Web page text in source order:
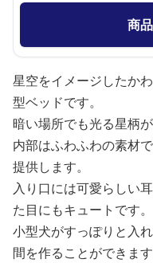
商
星空をイメージしたか
型ベッドです。
暗い場所でも光る星柄
内部はふわふわの素材
提供します。
入り口には可愛らしい
た目にもキュートです。
小型犬がすっぽりと入
間を作ることができます